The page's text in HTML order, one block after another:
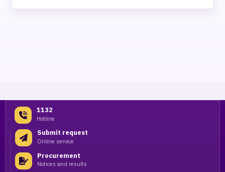
1132
Hotline
Submit request
Online service
Procurement
Notices and results